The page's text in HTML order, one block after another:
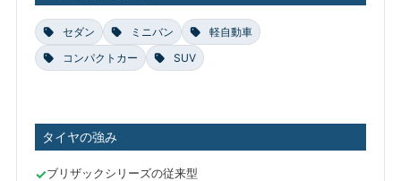
セダン ミニバン
軽自動車
コンパクトカー
SUV
タイヤの強み
ブリザックシリーズの従来型